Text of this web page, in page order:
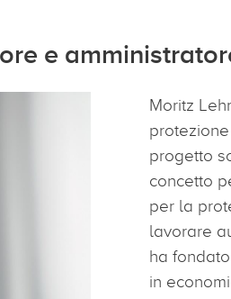
e
Moritz
progetto
concetto
per la
lavorare
ha
in